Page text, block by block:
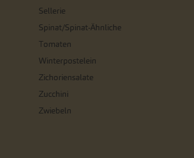
Sellerie
Spinat/Spinat-Ähnliche
Tomaten
Winterpostelein
Zichoriensalate
Zucchini
Zwiebeln